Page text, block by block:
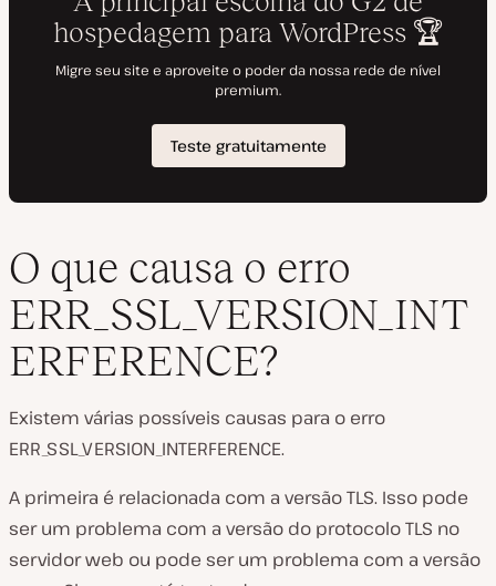
O que causa o erro
ERR_SSL_VERSION_INT
ERFERENCE?
Existem várias possíveis causas para o erro
ERR_SSL_VERSION_INTERFERENCE.
A primeira é relacionada com a versão TLS. Isso pode
ser um problema com a versão do protocolo TLS no
servidor web ou pode ser um problema com a versão